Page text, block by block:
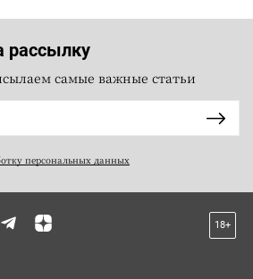
рассылку
самые важные статьи
персональных данных
18+